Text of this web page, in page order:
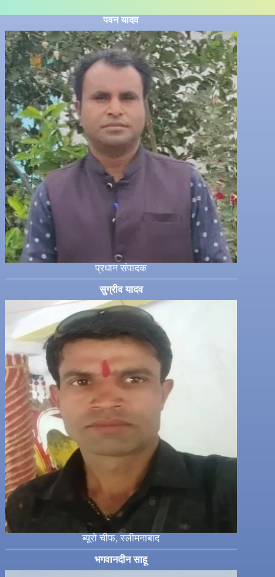
पवन यादव
प्रधान संपादक
सुग्रीव यादव
ब्यूरो चीफ, स्लीमनाबाद
भगवानदीन साहू